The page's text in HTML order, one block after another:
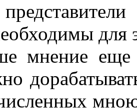
для
мнение еще